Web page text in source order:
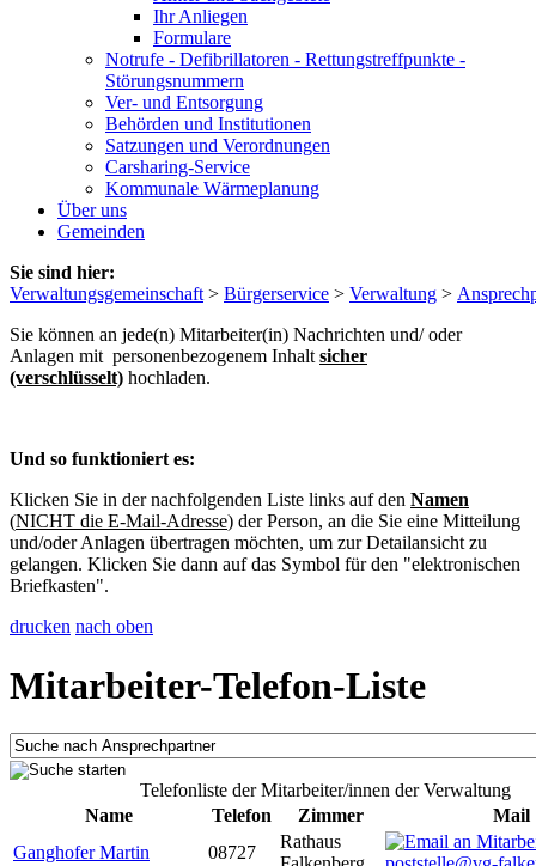
Ihr Anliegen
Formulare
Notrufe - Defibrillatoren - Rettungstreffpunkte -
Störungsnummern
Ver- und Entsorgung
Behörden und Institutionen
Satzungen und Verordnungen
Carsharing-Service
Kommunale Wärmeplanung
Über uns
Gemeinden
Sie sind hier:
Verwaltungsgemeinschaft > Bürgerservice > Verwaltung >
Sie können an jede(n) Mitarbeiter(in) Nachrichten und/ oder
Anlagen mit personenbezogenem Inhalt sicher
(verschlüsselt) hochladen.
Und so funktioniert es:
Klicken Sie in der nachfolgenden Liste links auf den Namen
(NICHT die E-Mail-Adresse) der Person, an die Sie eine Mitteilung
und/oder Anlagen übertragen möchten, um zur Detailansicht zu
gelangen. Klicken Sie dann auf das Symbol für den "elektronischen
Briefkasten".
drucken nach oben
Mitarbeiter-Telefon-Liste
Telefonliste der Mitarbeiter/innen der Verwaltung
Name
Telefon Zimmer
Mail
Ganghofer Martin
08727
Rathaus